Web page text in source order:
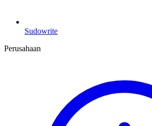
Sudowrite
Perusahaan